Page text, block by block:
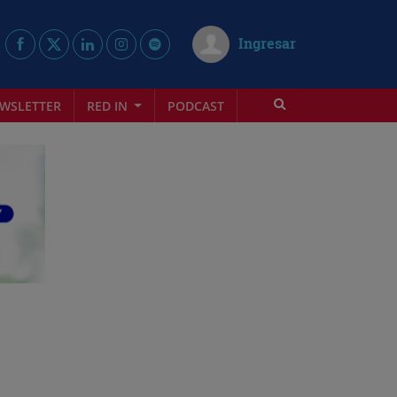
Ingresar
RED IN PODCAST